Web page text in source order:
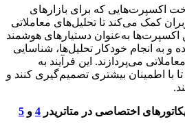
اکسپرت‌هایی که برای بازارهای
کمک می‌کند تا تحلیل‌های معاملاتی
اکسپرت‌ها به‌عنوان دستیارهای هوشمند
و به انجام خودکار تحلیل‌ها، شناسایی
می‌پردازند. این فرآیند به
با اطمینان بیشتری تصمیم‌گیری کنند و
4 و 5